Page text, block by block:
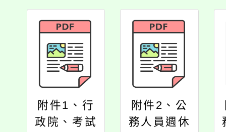
附件1、行
政院、考試
附件2、公
務人員週休